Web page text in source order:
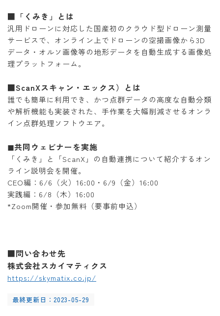
■「くみき」とは
汎用ドローンに対応した国産初のクラウド型ドローン測量
サービスで、オンライン上でドローンの空撮画像から3D
データ・オルソ画像等の地形データを自動生成する画像処
理プラットフォーム。
■ScanXスキャン・エックス）とは
誰でも簡単に利用でき、かつ点群データの高度な自動分類
や解析機能も実装された、手作業を大幅削減させるオンラ
イン点群処理ソフトウエア。
◼共同ウェビナーを実施
「くみき」と「ScanX」の自動連携について紹介するオン
ライン説明会を開催。
CEO編：6/6（火）16:00・6/9（金）16:00
実践編：6/8（木）16:00
*Zoom開催・参加無料（要事前申込）
■問い合わせ先
株式会社スカイマティクス
https://skymatix.co.jp/
最終更新日：2023-05-29